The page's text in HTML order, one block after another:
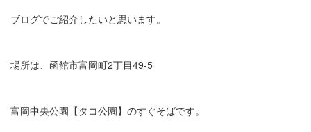
ブログでご紹介したいと思います。
場所は、函館市富岡町2丁目49-5
富岡中央公園【タコ公園】のすぐそばです。